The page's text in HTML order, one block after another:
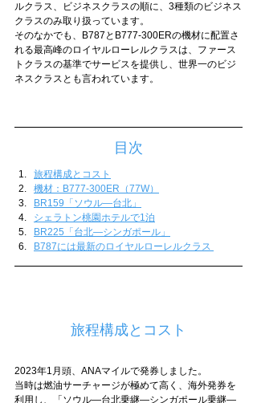
ルクラス、ビジネスクラスの順に、3種類のビジネス
クラスのみ取り扱っています。
そのなかでも、B787とB777-300ERの機材に配置さ
れる最高峰のロイヤルローレルクラスは、ファース
トクラスの基準でサービスを提供し、世界一のビジ
ネスクラスとも言われています。
目次
旅程構成とコスト
機材：B777-300ER（77W）
BR159「ソウル―台北」
シェラトン桃園ホテルで1泊
BR225「台北―シンガポール」
B787には最新のロイヤルローレルクラス
旅程構成とコスト
2023年1月頭、ANAマイルで発券しました。
当時は燃油サーチャージが極めて高く、海外発券を
利用し、「ソウル―台北乗継―シンガポール乗継―